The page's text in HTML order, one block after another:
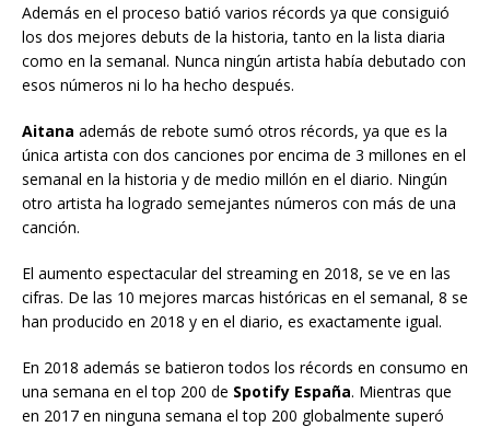
Además en el proceso batió varios récords ya que consiguió
los dos mejores debuts de la historia, tanto en la lista diaria
como en la semanal. Nunca ningún artista había debutado con
esos números ni lo ha hecho después.
Aitana además de rebote sumó otros récords, ya que es la
única artista con dos canciones por encima de 3 millones en el
semanal en la historia y de medio millón en el diario. Ningún
otro artista ha logrado semejantes números con más de una
canción.
El aumento espectacular del streaming en 2018, se ve en las
cifras. De las 10 mejores marcas históricas en el semanal, 8 se
han producido en 2018 y en el diario, es exactamente igual.
En 2018 además se batieron todos los récords en consumo en
una semana en el top 200 de Spotify España. Mientras que
en 2017 en ninguna semana el top 200 globalmente superó